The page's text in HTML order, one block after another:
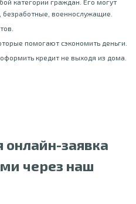
категории граждан. Его могут
безработные, военнослужащие.
помогают сэкономить деньги.
кредит не выходя из дома.
заявка
через наш